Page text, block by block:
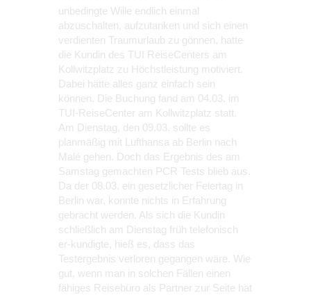
unbedingte Wille endlich einmal
abzuschalten, aufzutanken und sich einen
verdienten Traumurlaub zu gönnen, hatte
die Kundin des TUI ReiseCenters am
Kollwitzplatz zu Höchstleistung motiviert.
Dabei hätte alles ganz einfach sein
können. Die Buchung fand am 04.03. im
TUI-ReiseCenter am Kollwitzplatz statt.
Am Dienstag, den 09.03. sollte es
planmäßig mit Lufthansa ab Berlin nach
Malé gehen. Doch das Ergebnis des am
Samstag gemachten PCR Tests blieb aus.
Da der 08.03. ein gesetzlicher Feiertag in
Berlin war, konnte nichts in Erfahrung
gebracht werden. Als sich die Kundin
schließlich am Dienstag früh telefonisch
er-kundigte, hieß es, dass das
Testergebnis verloren gegangen wäre. Wie
gut, wenn man in solchen Fällen einen
fähiges Reisebüro als Partner zur Seite hat